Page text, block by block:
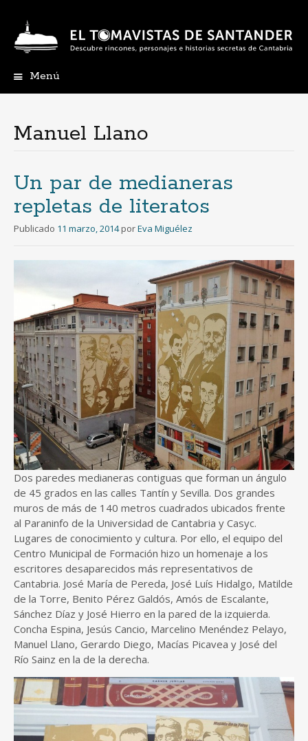
Menú
Manuel Llano
Un par de medianeras
repletas de literatos
Publicado 11 marzo, 2014 porEva Miguélez
Dos paredes medianeras contiguas que forman un ángulo
de 45 grados en las calles Tantín y Sevilla. Dos grandes
muros de más de 140 metros cuadrados ubicados frente
al Paraninfo de la Universidad de Cantabria y Casyc.
Lugares de conocimiento y cultura. Por ello, el equipo del
Centro Municipal de Formación hizo un homenaje a los
escritores desaparecidos más representativos de
Cantabria. José María de Pereda, José Luís Hidalgo, Matilde
de la Torre, Benito Pérez Galdós, Amós de Escalante,
Sánchez Díaz y José Hierro en la pared de la izquierda.
Concha Espina, Jesús Cancio, Marcelino Menéndez Pelayo,
Manuel Llano, Gerardo Diego, Macías Picavea y José del
Río Sainz en la de la derecha.